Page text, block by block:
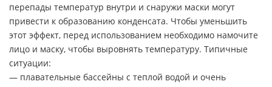
перепады температур внутри и снаружи маски могут
привести к образованию конденсата. Чтобы уменьшить
этот эффект, перед использованием необходимо намочите
лицо и маску, чтобы выровнять температуру. Типичные
ситуации:
— плавательные бассейны с теплой водой и очень